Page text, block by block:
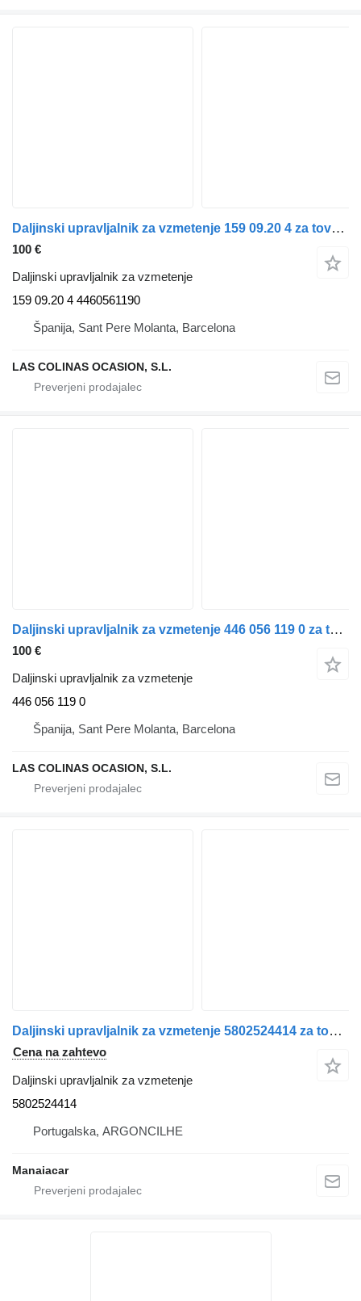
Daljinski upravljalnik za vzmetenje 159 09.20 4 za tovornjak IVECO Stralis
100 €
Daljinski upravljalnik za vzmetenje
159 09.20 4 4460561190
Španija, Sant Pere Molanta, Barcelona
LAS COLINAS OCASION, S.L.
Daljinski upravljalnik za vzmetenje 446 056 119 0 za tovornjak IVECO Stralis (AD/AT)
100 €
Daljinski upravljalnik za vzmetenje
446 056 119 0
Španija, Sant Pere Molanta, Barcelona
LAS COLINAS OCASION, S.L.
Daljinski upravljalnik za vzmetenje 5802524414 za tovornjak IVECO Stralis | 12
Cena na zahtevo
Daljinski upravljalnik za vzmetenje
5802524414
Portugalska, ARGONCILHE
Manaiacar